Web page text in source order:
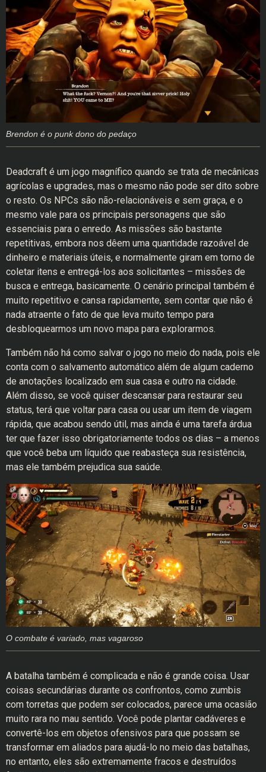
Brendon é o punk dono do pedaço
Deadcraft é um jogo magnífico quando se trata de mecânicas
agrícolas e upgrades, mas o mesmo não pode ser dito sobre
o resto. Os NPCs são não-relacionáveis ​​e sem graça, e o
mesmo vale para os principais personagens que são
essenciais para o enredo. As missões são bastante
repetitivas, embora nos dêem uma quantidade razoável de
dinheiro e materiais úteis, e normalmente giram em torno de
coletar itens e entregá-los aos solicitantes – missões de
busca e entrega, basicamente. O cenário principal também é
muito repetitivo e cansa rapidamente, sem contar que não é
nada atraente o fato de que leva muito tempo para
desbloquearmos um novo mapa para explorarmos.
Também não há como salvar o jogo no meio do nada, pois ele
conta com o salvamento automático além de algum caderno
de anotações localizado em sua casa e outro na cidade.
Além disso, se você quiser descansar para restaurar seu
status, terá que voltar para casa ou usar um item de viagem
rápida, que acabou sendo útil, mas ainda é uma tarefa árdua
ter que fazer isso obrigatoriamente todos os dias – a menos
que você beba um líquido que reabasteça sua resistência,
mas ele também prejudica sua saúde.
O combate é variado, mas vagaroso
A batalha também é complicada e não é grande coisa. Usar
coisas secundárias durante os confrontos, como zumbis
com torretas que podem ser colocados, parece uma ocasião
muito rara no mau sentido. Você pode plantar cadáveres e
convertê-los em objetos ofensivos para que possam se
transformar em aliados para ajudá-lo no meio das batalhas,
no entanto, eles são extremamente fracos e destruídos